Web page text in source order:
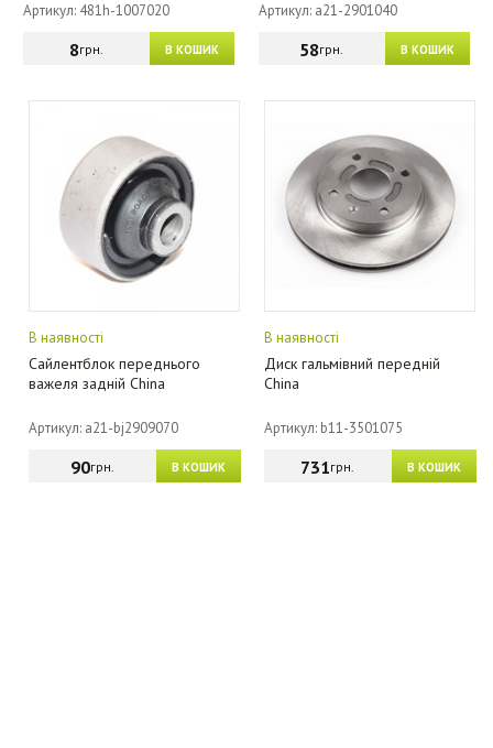
Артикул: 481h-1007020
В КОШИК
8грн.
Артикул: a21-2901040
В КОШИК
58грн.
В наявності
Сайлентблок переднього
важеля задній China
Артикул: a21-bj2909070
В КОШИК
90грн.
В наявності
Диск гальмівний передній
China
Артикул: b11-3501075
В КОШИК
731грн.